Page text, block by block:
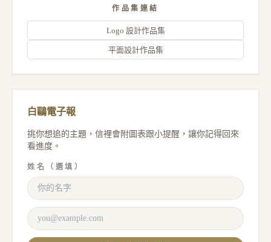
作品集連結
Logo 設計作品集
平面設計作品集
白鷗電子報
挑你想追的主題，信裡會附圖表跟小提醒，讓你記得回來
看進度。
姓名（選填）